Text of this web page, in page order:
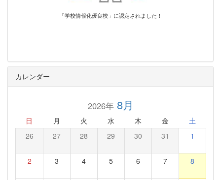
「学校情報化優良校」に認定されました！
カレンダー
2026年8月
日 月 火 水 木 金 土
26 27 28 29 30 31 1
2 3 4 5 6 7 8